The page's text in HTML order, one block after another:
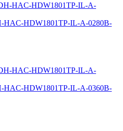
HAC-HDW1801TP-IL-A-0280B-
HAC-HDW1801TP-IL-A-0360B-